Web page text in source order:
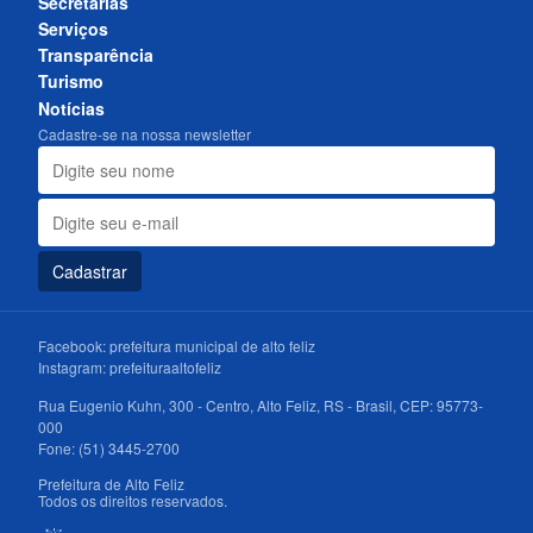
Serviços
Transparência
Turismo
Notícias
Cadastre-se na nossa newsletter
Cadastrar
Facebook:prefeitura municipal de alto feliz
Instagram:prefeituraaltofeliz
Rua Eugenio Kuhn, 300 - Centro, Alto Feliz, RS - Brasil, CEP: 95773-
000
Fone: (51) 3445-2700
Prefeitura de Alto Feliz
Todos os direitos reservados.